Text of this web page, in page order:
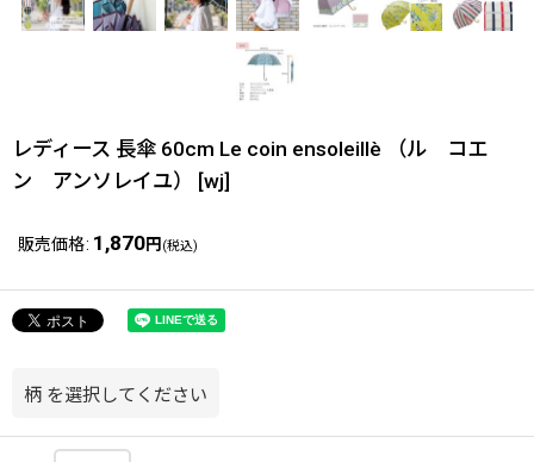
レディース 長傘 60cm Le coin ensoleillè （ル コエ
ン アンソレイユ）
[wj]
販売価格: 1,870円 (税込)
柄 を選択してください